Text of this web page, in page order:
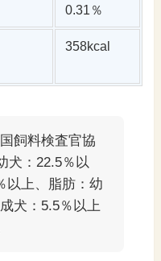
0.31％
358kcal
飼料検査官協
犬：22.5％以
以上、脂肪：幼
犬：5.5％以上